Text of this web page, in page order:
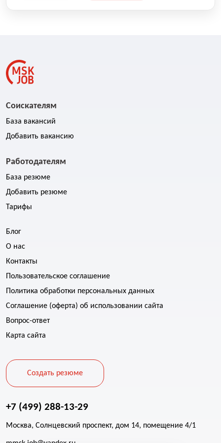
Соискателям
База вакансий
Добавить вакансию
Работодателям
База резюме
Добавить резюме
Тарифы
Блог
О нас
Контакты
Пользовательское соглашение
Политика обработки персональных данных
Соглашение (оферта) об использовании сайта
Вопрос-ответ
Карта сайта
Создать резюме
+7 (499) 288-13-29
Москва, Солнцевский проспект, дом 14, помещение 4/1